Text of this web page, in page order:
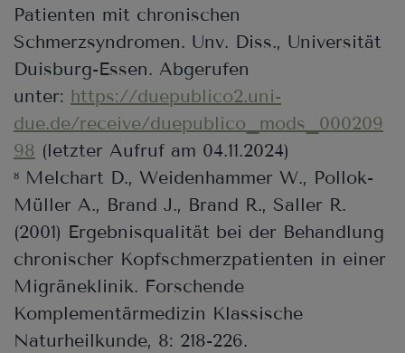
Patienten mit chronischen
Schmerzsyndromen. Unv. Diss., Universität
Duisburg-Essen. Abgerufen
unter: https://duepublico2.uni-
due.de/receive/duepublico_mods_000209
98 (letzter Aufruf am 04.11.2024)
8
Melchart D., Weidenhammer W., Pollok-
Müller A., Brand J., Brand R., Saller R.
(2001) Ergebnisqualität bei der Behandlung
chronischer Kopfschmerzpatienten in einer
Migräneklinik. Forschende
Komplementärmedizin Klassische
Naturheilkunde, 8: 218-226.